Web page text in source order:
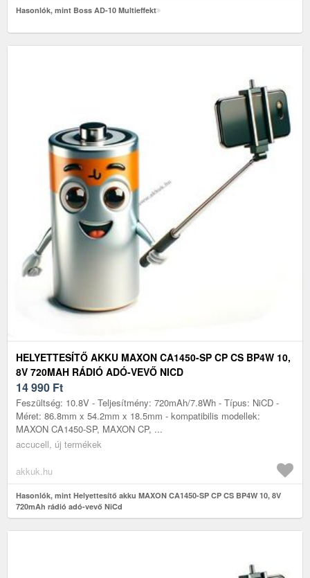
Hasonlók, mint Boss AD-10 Multieffekt
HELYETTESÍTŐ AKKU MAXON CA1450-SP CP CS BP4W 10,
8V 720MAH RÁDIÓ ADÓ-VEVŐ NICD
14 990 Ft
Feszültség: 10.8V - Teljesítmény: 720mAh/7.8Wh - Típus: NiCD -
Méret: 86.8mm x 54.2mm x 18.5mm - kompatibilis modellek:
MAXON CA1450-SP, MAXON CP, ...
accucell, új termékek
akkuk.hu
Hasonlók, mint Helyettesítő akku MAXON CA1450-SP CP CS BP4W 10, 8V
720mAh rádió adó-vevő NiCd